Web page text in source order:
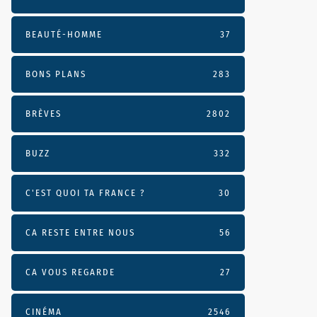
BEAUTÉ-HOMME 37
BONS PLANS 283
BRÈVES 2802
BUZZ 332
C'EST QUOI TA FRANCE ? 30
CA RESTE ENTRE NOUS 56
CA VOUS REGARDE 27
CINÉMA 2546